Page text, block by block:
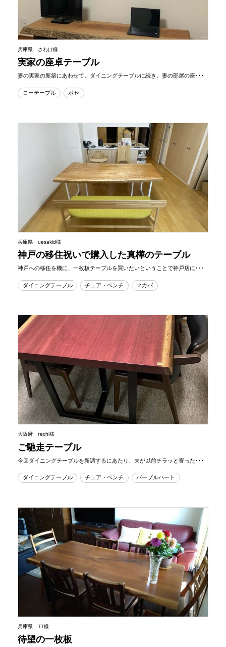
兵庫県 さわけ様
実家の座卓テーブル
妻の実家の新築にあわせて、ダイニングテーブルに続き、妻の部屋の座･･･
ローテーブル ボセ
兵庫県 uesakid様
神戸の移住祝いで購入した真樺のテーブル
神戸への移住を機に、一枚板テーブルを買いたいということで神戸店に･･･
ダイニングテーブル チェア・ベンチ マカバ
大阪府 rechi様
ご馳走テーブル
今回ダイニングテーブルを新調するにあたり、夫が以前チラッと寄った･･･
ダイニングテーブル チェア・ベンチ パープルハート
兵庫県 TT様
待望の一枚板